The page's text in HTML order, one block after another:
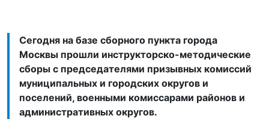
Сегодня на базе сборного пункта города
Москвы прошли инструкторско-методические
сборы с председателями призывных комиссий
муниципальных и городских округов и
поселений, военными комиссарами районов и
административных округов.